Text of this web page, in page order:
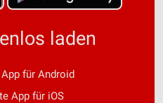
laden
für Android
App für iOS